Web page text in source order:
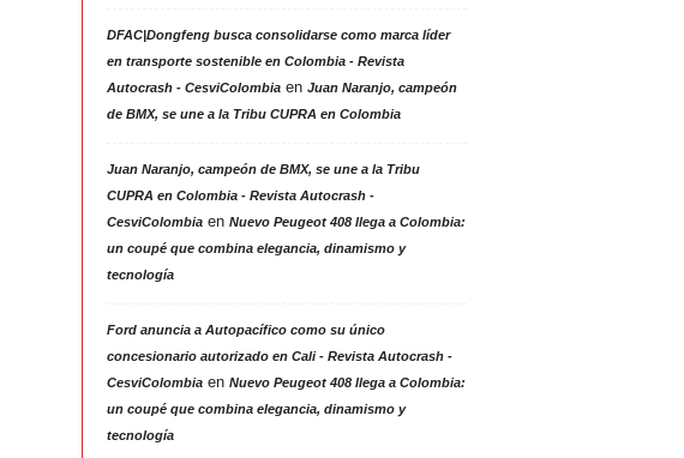
DFAC|Dongfeng busca consolidarse como marca líder
en transporte sostenible en Colombia - Revista
Autocrash - CesviColombiaen Juan Naranjo, campeón
de BMX, se une a la Tribu CUPRA en Colombia
Juan Naranjo, campeón de BMX, se une a la Tribu
CUPRA en Colombia - Revista Autocrash -
CesviColombiaen Nuevo Peugeot 408 llega a Colombia:
un coupé que combina elegancia, dinamismo y
tecnología
Ford anuncia a Autopacífico como su único
concesionario autorizado en Cali - Revista Autocrash -
CesviColombiaen Nuevo Peugeot 408 llega a Colombia:
un coupé que combina elegancia, dinamismo y
tecnología